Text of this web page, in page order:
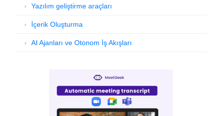
Yazılım geliştirme araçları
İçerik Oluşturma
AI Ajanları ve Otonom İş Akışları